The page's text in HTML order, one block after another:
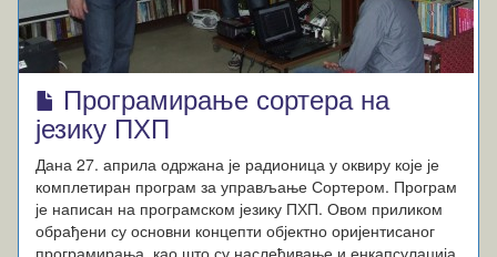
Програмирање сортера на
језику ПХП
Дана 27. априла одржана је радионица у оквиру које је
комплетиран програм за управљање Сортером. Програм
је написан на програмском језику ПХП. Овом приликом
обрађени су основни концепти објектно оријентисаног